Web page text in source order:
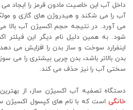
داخل آب این خاصیت مادون قرمز را ایجاد می
آب را می شکند و هیدروژن های گازی و
می آورد. در نتیجه حجم اکسیژن آب بالا
شود. به همین دلیل نام دیگر این فیلتر
اینفرارد سوخت و ساز بدن را افزایش می
بدن بالاتر باشد، بدن چربی بیشتری را می
سختی آب را نیز حذف می کند.
دستگاه تصفیه آب اکسیژن ساز، از بهترین
خانگی است که با نام های کپسول اکسیژن